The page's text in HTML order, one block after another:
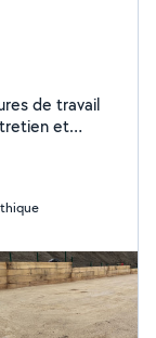
de travail
et jardins
ou pour un
Et sympathique